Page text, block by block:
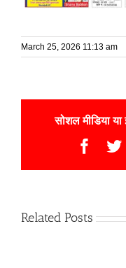
March 25, 2026 11:13 am
सोशल मीडिया
Related Posts